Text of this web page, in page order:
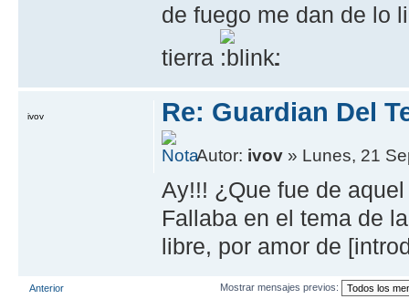
de fuego me dan de lo
tierra
.
Re: Guardian Del
Autor: ivov » Lunes, 21
Ay!!! ¿Que fue de
Fallaba en el tema de
libre, por amor de
ivov
Anterior Mostrar mensajes previos: